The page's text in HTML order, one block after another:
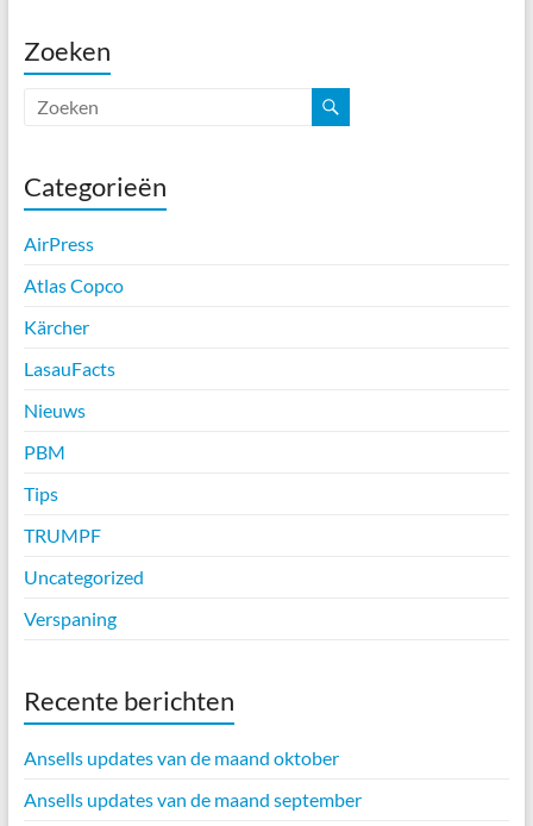
Zoeken
Categorieën
AirPress
Atlas Copco
Kärcher
LasauFacts
Nieuws
PBM
Tips
TRUMPF
Uncategorized
Verspaning
Recente berichten
Ansells updates van de maand oktober
Ansells updates van de maand september